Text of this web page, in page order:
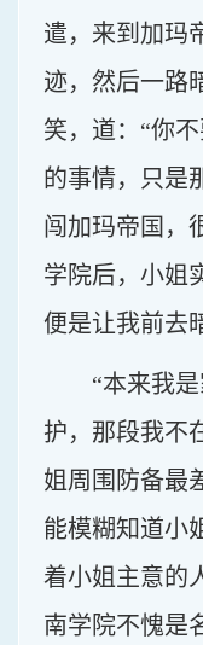
遣，来到加玛
迹，然后一路
笑，道：“你
的事情，只是
闯加玛帝国，
学院后，小姐
便是让我前去
“本来我
护，那段我不
姐周围防备最
能模糊知道小
着小姐主意的
南学院不愧是